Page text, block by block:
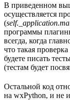
В приведенном
осуществляется
(
программы
всегда, когда
что такая
будете писать
(тестам будет
Остальной код
на wxPython, и не